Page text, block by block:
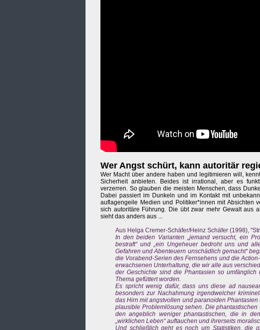
Wer Angst schürt, kann autoritär
Wer Macht über andere haben und legitimieren will,
Sicherheit anbieten. Beides ist irrational, aber es
verzerren. So glauben die meisten Menschen, dass
Dabei passiert im Dunkeln und im Kontakt mit
auflagengeile Medien und Politiker*innen mit Absichten
sich autoritäre Führung. Die übt zwar mehr Gewalt aus
sieht das anders aus ...
Aus Helga Cremer-Schäfer/Heinz Schäfer (1998),
In den beiden Varianten „jemand versucht, ein
bestraft“ und „ein Ungeheuer bedroht uns und
Gefahren und Abenteuern unschädlich gemacht“
die Vorabend-Serien des Fernsehens und die
erwachsenen Unterhaltung, die wir alle aus
der Geschichte sind die Phantasien so
Thema gefüttert worden.
Es spricht wenig dafür, dass uns diese ad
besonders zur Nachahmung irgendwelcher
das Hirn mit angstvollen und paranoiden
plausible Problemlösung sehen. Die
den angeblich weniger phantastischen, die in
„wirklichen Leben“ auftauchen und ihrerseits
Und schließlich geht es noch um Statistiken, die